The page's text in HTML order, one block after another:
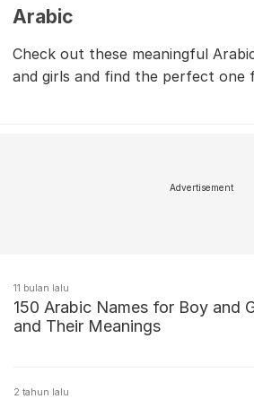
Arabic
Check out these meaningful
and girls and find the perfect one
Advertisement
11 bulan lalu
150 Arabic Names for Boy and
and Their Meanings
2 tahun lalu